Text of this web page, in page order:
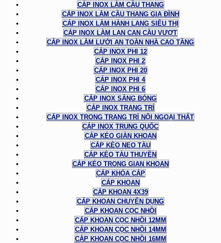
CÁP INOX LÀM CẦU THANG
CÁP INOX LÀM CẦU THANG GIA ĐÌNH
CÁP INOX LÀM HÀNH LANG SIÊU THỊ
CÁP INOX LÀM LAN CAN CẦU VƯỢT
CÁP INOX LÀM LƯỚI AN TOÀN NHÀ CAO TẦNG
CÁP INOX PHI 12
CÁP INOX PHI 2
CÁP INOX PHI 20
CÁP INOX PHI 4
CÁP INOX PHI 6
CÁP INOX SÁNG BÓNG
CÁP INOX TRANG TRÍ
CÁP INOX TRONG TRANG TRÍ NỘI NGOẠI THẤT
CÁP INOX TRUNG QUỐC
CÁP KÉO GIÀN KHOAN
CÁP KÉO NEO TÀU
CÁP KÉO TÀU THUYỀN
CÁP KÉO TRONG GIAN KHOAN
CÁP KHÓA CÁP
CÁP KHOAN
CÁP KHOAN 4X39
CÁP KHOAN CHUYÊN DỤNG
CÁP KHOAN CỌC NHỒI
CÁP KHOAN CỌC NHỒI 12MM
CÁP KHOAN CỌC NHỒI 14MM
CÁP KHOAN CỌC NHỒI 16MM